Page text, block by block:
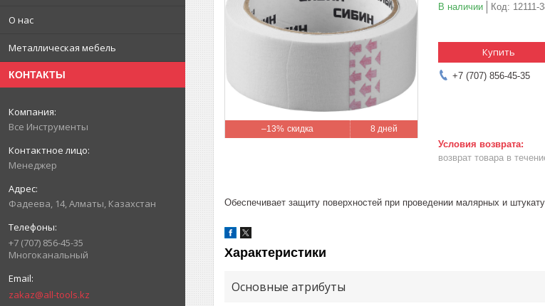
О нас
Металлическая мебель
КОНТАКТЫ
Все Инструменты
Менеджер
Фадеева, 14, Алматы, Казахстан
+7 (707) 856-45-35
Многоканальный
zakaz@all-tools.kz
–13% 8 дней
В наличии Код: 12111-
Купить
+7 (707) 856-45-35
возврат товара в
Обеспечивает защиту поверхностей при проведении малярных и
Характеристики
Основные атрибуты